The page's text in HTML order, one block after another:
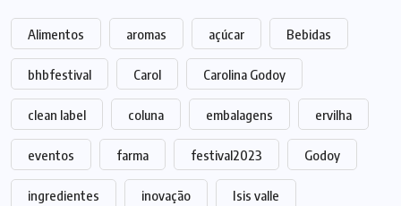
Alimentos aromas açúcar Bebidas
bhbfestival Carol Carolina Godoy
clean label coluna embalagens ervilha
eventos farma festival2023 Godoy
ingredientes inovação Isis valle